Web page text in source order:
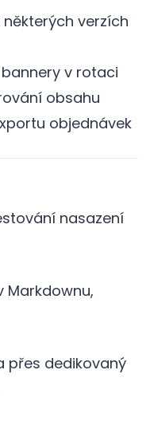
verzích
v rotaci
obsahu
objednávek
nasazení
Markdownu,
přes dedikovaný